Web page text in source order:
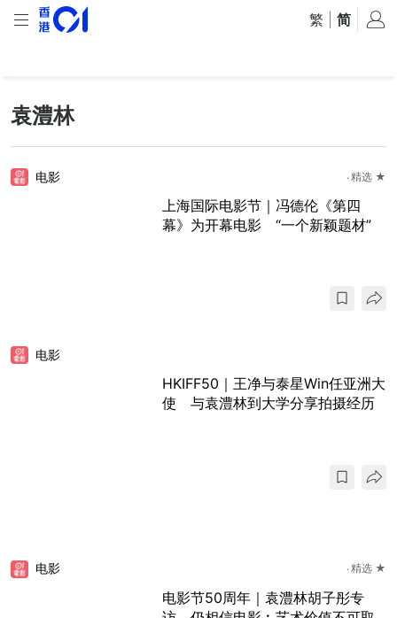
繁 简
袁澧林
电影 精选 ★
上海国际电影节｜冯德伦《第四
幕》为开幕电影 “一个新颖题材”
电影
HKIFF50｜王净与泰星Win任亚洲大
使 与袁澧林到大学分享拍摄经历
电影 精选 ★
电影节50周年｜袁澧林胡子彤专